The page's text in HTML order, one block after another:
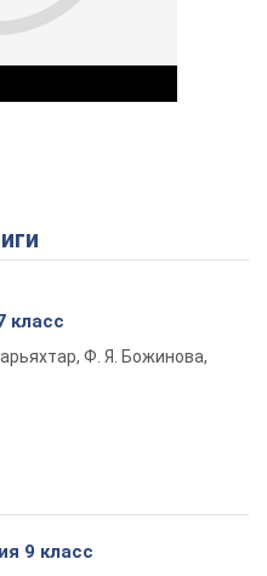
Video
класс
Ф. Я. Божинова,
9 класс